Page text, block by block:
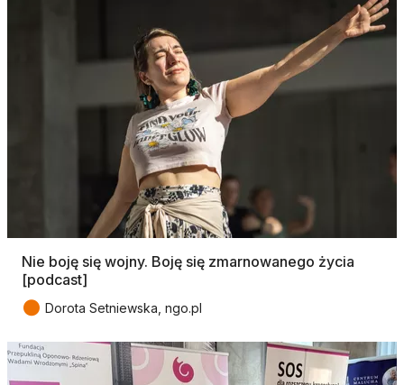
Nie boję się wojny. Boję się zmarnowanego życia
[podcast]
● Dorota Setniewska, ngo.pl